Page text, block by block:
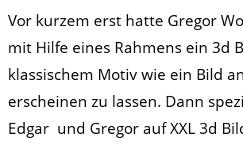
Vor kurzem erst hatte Gregor
mit Hilfe eines Rahmens ein 3d
klassischem Motiv wie ein Bild
erscheinen zu lassen. Dann
Edgar und Gregor auf XXL 3d